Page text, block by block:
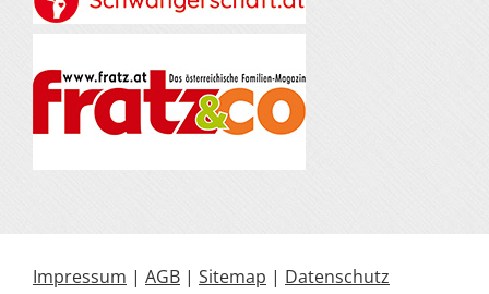
Impressum | AGB | Sitemap | Datenschutz